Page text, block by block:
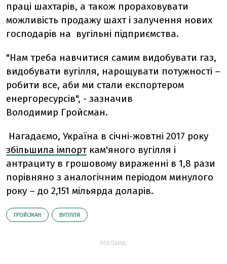
праці шахтарів, а також прораховувати
можливість продажу шахт і залучення нових
господарів на вугільні підприємства.
"Нам треба навчитися самим видобувати газ,
видобувати вугілля, нарощувати потужності –
робити все, аби ми стали експортером
енергоресурсів", - зазначив
Володимир Гройсман.
Нагадаємо, Україна в січні-жовтні 2017 року
збільшила імпорткам'яного вугілля і
антрациту в грошовому вираженні в 1,8 рази
порівняно з аналогічним періодом минулого
року – до 2,151 мільярда доларів.
ГРОЙСМАН ВУГІЛЛЯ
РЕКЛАМА: